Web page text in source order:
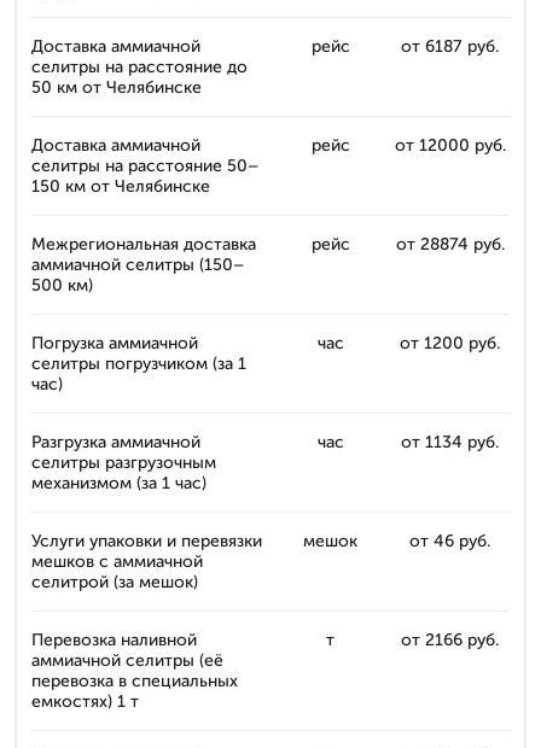
Доставка аммиачной
селитры на расстояние до
50 км от Челябинске
рейс от 6187 руб.
Доставка аммиачной
селитры на расстояние 50–
150 км от Челябинске
рейс от 12000 руб.
Межрегиональная доставка
аммиачной селитры (150–
500 км)
рейс от 28874 руб.
Погрузка аммиачной
селитры погрузчиком (за 1
час)
час от 1200 руб.
Разгрузка аммиачной
селитры разгрузочным
механизмом (за 1 час)
час от 1134 руб.
Услуги упаковки и перевязки
мешков с аммиачной
селитрой (за мешок)
мешок от 46 руб.
Перевозка наливной
аммиачной селитры (её
перевозка в специальных
емкостях) 1 т
т от 2166 руб.